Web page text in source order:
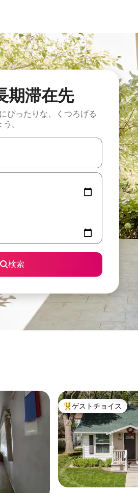
期滞在先
ぴったりな、くつろげる
。
、上下の矢印キーを使って移動するか
検索
大好評のゲストチョイ
ゲストチョイス